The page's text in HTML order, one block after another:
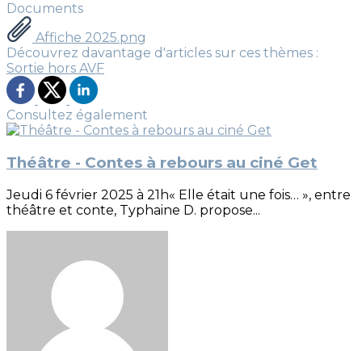
Documents
Affiche 2025.png
Découvrez davantage d'articles sur ces thèmes :
Sortie hors AVF
Consultez également
Théâtre - Contes à rebours au ciné Get
Jeudi 6 février 2025 à 21h« Elle était une fois… », entre
théâtre et conte, Typhaine D. propose...